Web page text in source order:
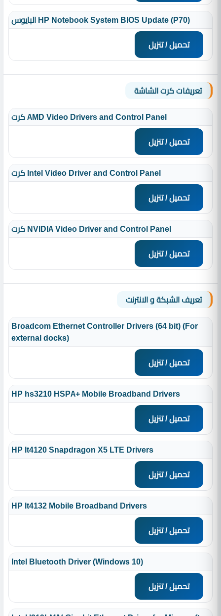
البايوس HP Notebook System BIOS Update (P70)
تحميل / تنزيل
تعريفات كرت الشاشة
كرت AMD Video Drivers and Control Panel
تحميل / تنزيل
كرت Intel Video Driver and Control Panel
تحميل / تنزيل
كرت NVIDIA Video Driver and Control Panel
تحميل / تنزيل
تعريف الشبكة و الانترنت
Broadcom Ethernet Controller Drivers (64 bit) (For
external docks)
تحميل / تنزيل
HP hs3210 HSPA+ Mobile Broadband Drivers
تحميل / تنزيل
HP lt4120 Snapdragon X5 LTE Drivers
تحميل / تنزيل
HP lt4132 Mobile Broadband Drivers
تحميل / تنزيل
Intel Bluetooth Driver (Windows 10)
تحميل / تنزيل